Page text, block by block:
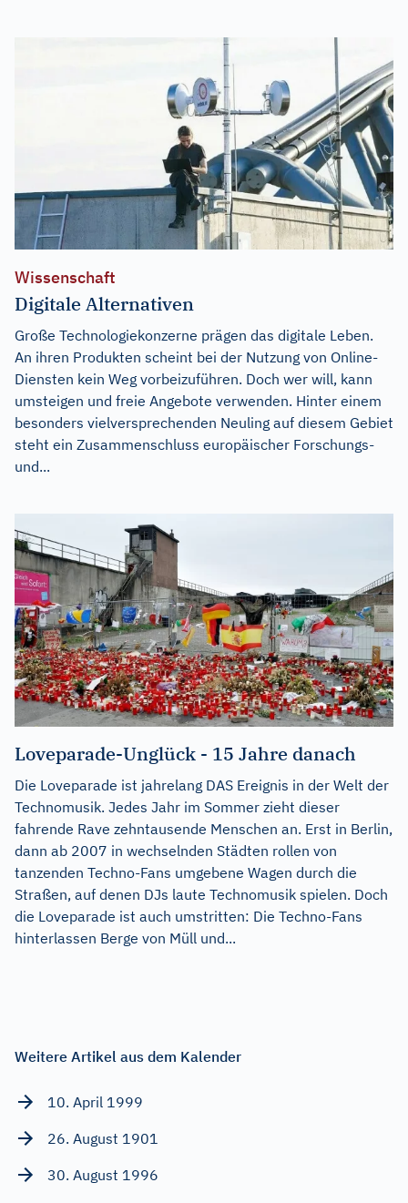
Wissenschaft
Digitale Alternativen
Große Technologiekonzerne prägen das digitale Leben.
An ihren Produkten scheint bei der Nutzung von Online-
Diensten kein Weg vorbeizuführen. Doch wer will, kann
umsteigen und freie Angebote verwenden. Hinter einem
besonders vielversprechenden Neuling auf diesem Gebiet
steht ein Zusammenschluss europäischer Forschungs-
und...
Loveparade-Unglück - 15 Jahre danach
Die Loveparade ist jahrelang DAS Ereignis in der Welt der
Technomusik. Jedes Jahr im Sommer zieht dieser
fahrende Rave zehntausende Menschen an. Erst in Berlin,
dann ab 2007 in wechselnden Städten rollen von
tanzenden Techno-Fans umgebene Wagen durch die
Straßen, auf denen DJs laute Technomusik spielen. Doch
die Loveparade ist auch umstritten: Die Techno-Fans
hinterlassen Berge von Müll und...
Weitere Artikel aus dem Kalender
10. April 1999
26. August 1901
30. August 1996